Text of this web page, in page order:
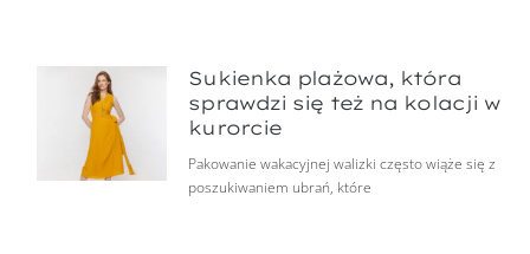
Sukienka plażowa, która
sprawdzi się też na kolacji w
kurorcie
Pakowanie wakacyjnej walizki często wiąże się z
poszukiwaniem ubrań, które